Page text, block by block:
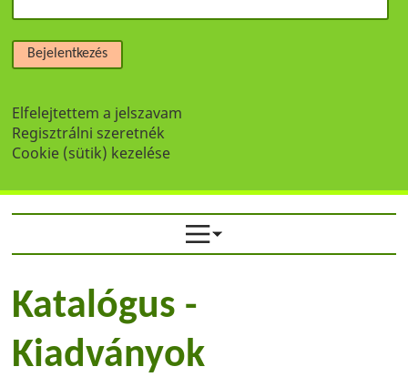
Bejelentkezés
Elfelejtettem a jelszavam
Regisztrálni szeretnék
Cookie (sütik) kezelése
Katalógus -
Kiadványok